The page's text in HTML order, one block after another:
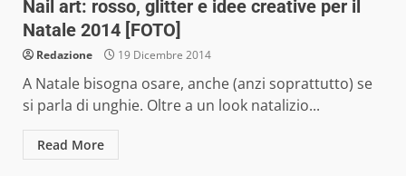
Nail art: rosso, glitter e idee creative per il
Natale 2014 [FOTO]
Redazione 19 Dicembre 2014
A Natale bisogna osare, anche (anzi soprattutto) se
si parla di unghie. Oltre a un look natalizio...
Read More